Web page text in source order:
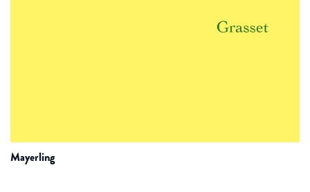
mayerling